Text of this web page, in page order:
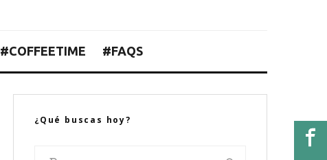
#COFFEETIME #FAQS
¿Qué buscas hoy?